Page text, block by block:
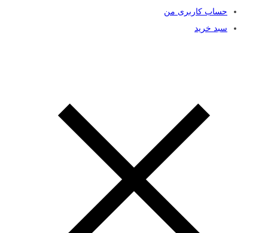
حساب کاربری من
سبد خرید